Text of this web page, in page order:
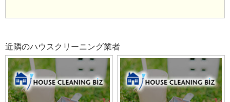
近隣のハウスクリーニング業者